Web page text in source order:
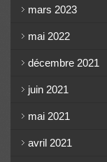
mars 2023
mai 2022
décembre 2021
juin 2021
mai 2021
avril 2021